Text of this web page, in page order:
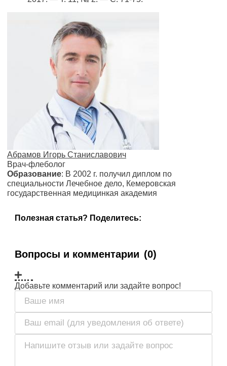
Абрамов Игорь Станиславович
Врач-флеболог
Образование: В 2002 г. получил диплом по
специальности Лечебное дело, Кемеровская
государственная медицинкая академия
Полезная статья? Поделитесь:
Вопросы и комментарии (0)
Добавьте комментарий или задайте вопрос!